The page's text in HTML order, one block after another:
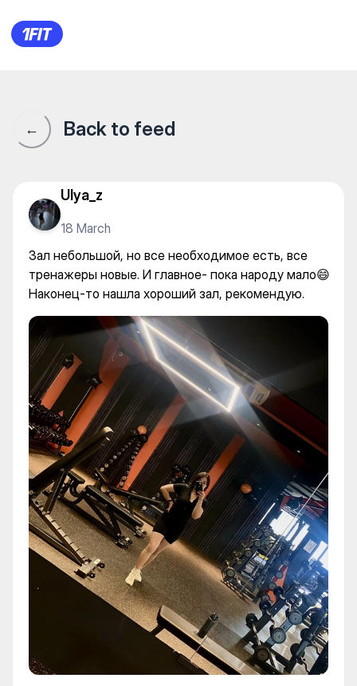
100% Fitness Gym на
← Back to feed
Ulya_z
18 March
Зал небольшой, но все необходимое есть, все
тренажеры новые. И главное- пока народу мало😄
Наконец-то нашла хороший зал, рекомендую.